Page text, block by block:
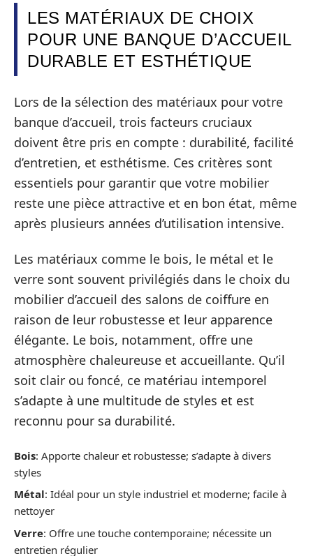
LES MATÉRIAUX DE CHOIX
POUR UNE BANQUE D’ACCUEIL
DURABLE ET ESTHÉTIQUE
Lors de la sélection des matériaux pour votre
banque d’accueil, trois facteurs cruciaux
doivent être pris en compte : durabilité, facilité
d’entretien, et esthétisme. Ces critères sont
essentiels pour garantir que votre mobilier
reste une pièce attractive et en bon état, même
après plusieurs années d’utilisation intensive.
Les matériaux comme le bois, le métal et le
verre sont souvent privilégiés dans le choix du
mobilier d’accueil des salons de coiffure en
raison de leur robustesse et leur apparence
élégante. Le bois, notamment, offre une
atmosphère chaleureuse et accueillante. Qu’il
soit clair ou foncé, ce matériau intemporel
s’adapte à une multitude de styles et est
reconnu pour sa durabilité.
Bois: Apporte chaleur et robustesse; s’adapte à divers
styles
Métal: Idéal pour un style industriel et moderne; facile à
nettoyer
Verre: Offre une touche contemporaine; nécessite un
entretien régulier